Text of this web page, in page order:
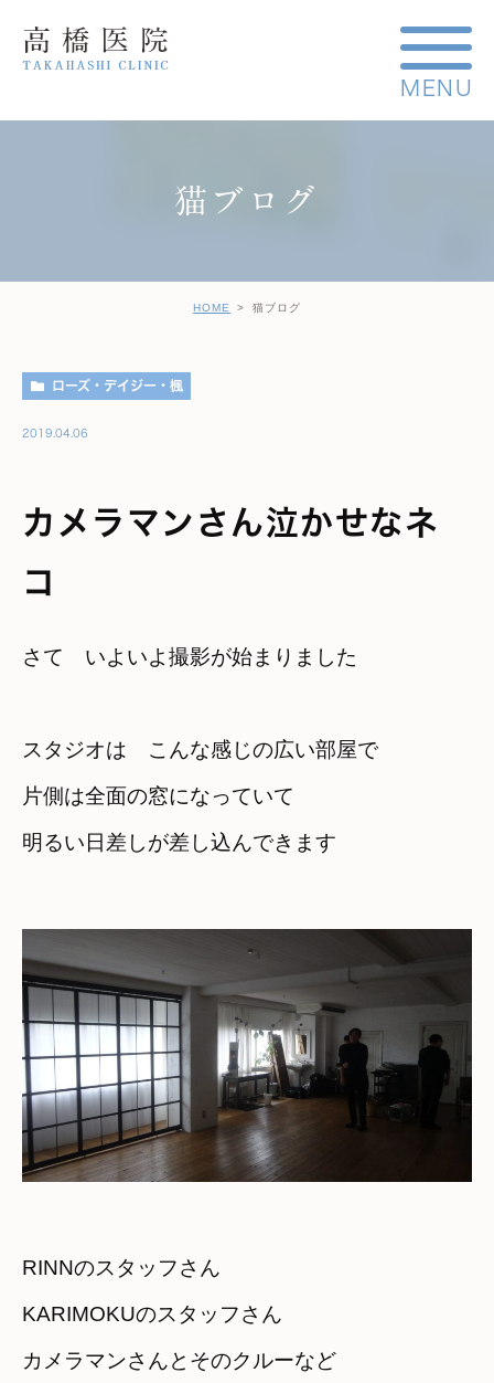
猫ブログ
HOME 猫ブログ
ローズ・デイジー・楓
2019.04.06
カメラマンさん泣かせなネ
コ
さて　いよいよ撮影が始まりました
スタジオは　こんな感じの広い部屋で
片側は全面の窓になっていて
明るい日差しが差し込んできます
RINNのスタッフさん
KARIMOKUのスタッフさん
カメラマンさんとそのクルーなど